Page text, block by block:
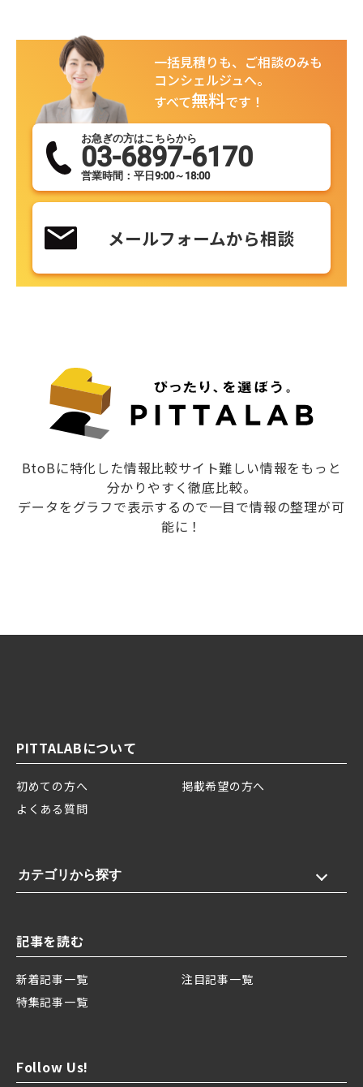
一括見積りも、ご相談のみも
コンシェルジュへ。
すべて無料です！
お急ぎの方はこちらから
03-6897-6170
営業時間：平日9:00～18:00
メールフォームから相談
BtoBに特化した情報比較サイト難しい情報をもっと
分かりやすく徹底比較。
データをグラフで表示するので一目で情報の整理が可
能に！
PITTALABについて
初めての方へ
掲載希望の方へ
よくある質問
カテゴリから探す
記事を読む
新着記事一覧
注目記事一覧
特集記事一覧
Follow Us!